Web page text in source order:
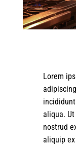
Lorem
aliqua.
nostrud
aliquip